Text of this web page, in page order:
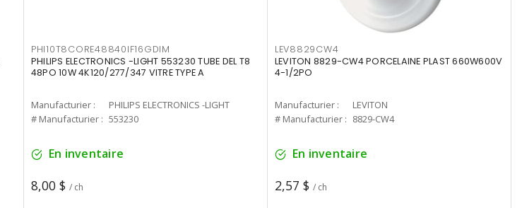
PHI10T8CORE48840IF16GDIM
PHILIPS ELECTRONICS -LIGHT 553230 TUBE DEL T8
48PO 10W 4K120/277/347 VITRE TYPE A
Manufacturier :
PHILIPS ELECTRONICS -LIGHT
# Manufacturier : 553230
En inventaire
8,00 $ / ch
LEV8829CW4
LEVITON 8829-CW4 PORCELAINE PLAST 660W600V
4-1/2PO
Manufacturier :
LEVITON
# Manufacturier : 8829-CW4
En inventaire
2,57 $ / ch